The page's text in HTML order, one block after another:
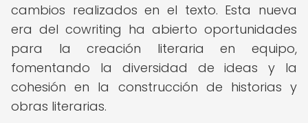
cambios realizados en el texto. Esta nueva
era del cowriting ha abierto oportunidades
para la creación literaria en equipo,
fomentando la diversidad de ideas y la
cohesión en la construcción de historias y
obras literarias.